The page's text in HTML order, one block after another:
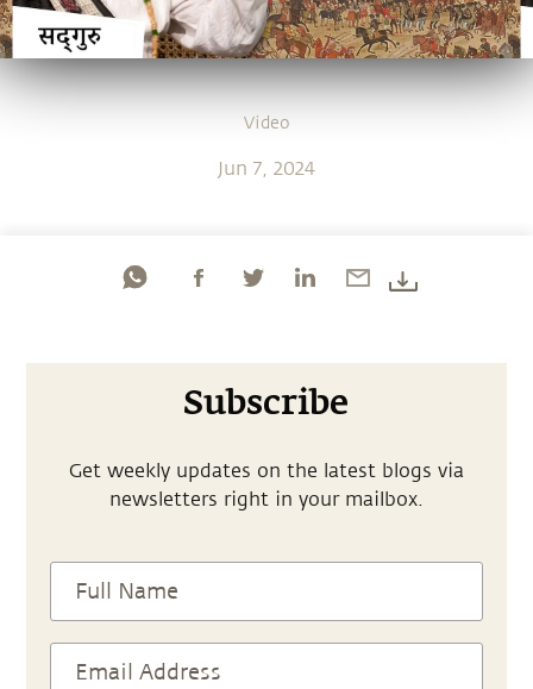
Video
Jun 7, 2024
Subscribe
Get weekly updates on the latest blogs via
newsletters right in your mailbox.